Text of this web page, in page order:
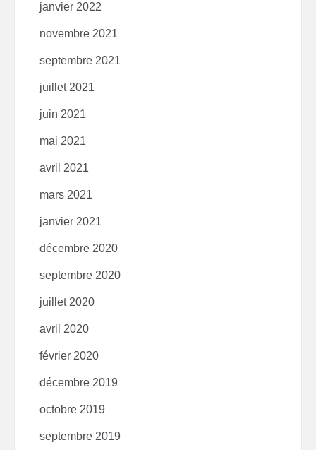
janvier 2022
novembre 2021
septembre 2021
juillet 2021
juin 2021
mai 2021
avril 2021
mars 2021
janvier 2021
décembre 2020
septembre 2020
juillet 2020
avril 2020
février 2020
décembre 2019
octobre 2019
septembre 2019